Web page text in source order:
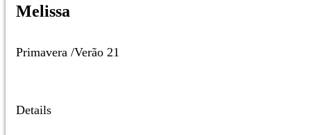
Melissa
Primavera /Verão 21
Details